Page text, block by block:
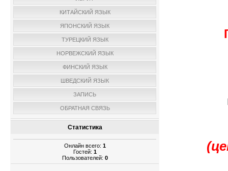
КИТАЙСКИЙ ЯЗЫК
ЯПОНСКИЙ ЯЗЫК
ТУРЕЦКИЙ ЯЗЫК
НОРВЕЖСКИЙ ЯЗЫК
ФИНСКИЙ ЯЗЫК
ШВЕДСКИЙ ЯЗЫК
ЗАПИСЬ
ОБРАТНАЯ СВЯЗЬ
Статистика
Онлайн всего: 1
Гостей: 1
Пользователей: 0